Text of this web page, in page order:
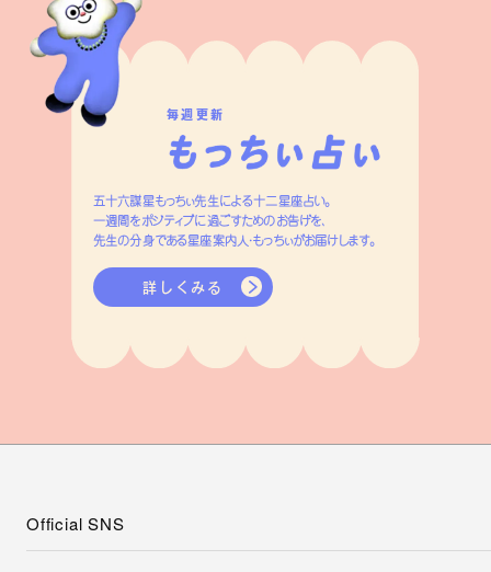
毎週更新
五十六謀星もっちぃ先生による十二星座占い。
一週間をポジティブに過ごすためのお告げを、
先生の分身である星座案内人・もっちぃがお届けします。
詳しくみる
Official SNS